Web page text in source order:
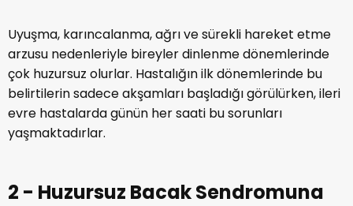
Uyuşma, karıncalanma, ağrı ve sürekli hareket etme
arzusu nedenleriyle bireyler dinlenme dönemlerinde
çok huzursuz olurlar. Hastalığın ilk dönemlerinde bu
belirtilerin sadece akşamları başladığı görülürken, ileri
evre hastalarda günün her saati bu sorunları
yaşmaktadırlar.
2 - Huzursuz Bacak Sendromuna